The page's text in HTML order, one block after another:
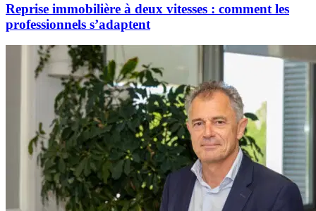
Reprise immobilière à deux vitesses : comment les
professionnels s’adaptent